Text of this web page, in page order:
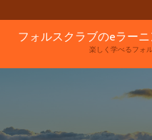
キ
フォルスクラブのeラー
楽しく学べるフォ